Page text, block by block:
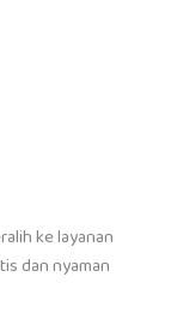
ke layanan
dan nyaman